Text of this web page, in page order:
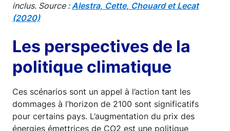
inclus. Source :Alestra, Cette, Chouard et Lecat
(2020)
Les perspectives de la
politique climatique
Ces scénarios sont un appel à l’action tant les
dommages à l’horizon de 2100 sont significatifs
pour certains pays. L’augmentation du prix des
énergies émettrices de CO2 est une politique